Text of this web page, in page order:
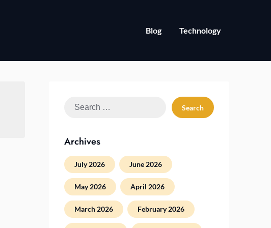
Blog Technology
Search
Archives
July 2026 June 2026
May 2026 April 2026
March 2026 February 2026